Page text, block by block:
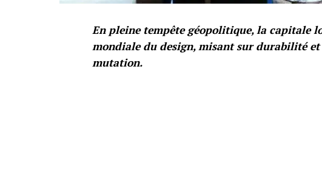
En pleine tempête géopolitique, la capitale
mondiale du design, misant sur durabilité
mutation.